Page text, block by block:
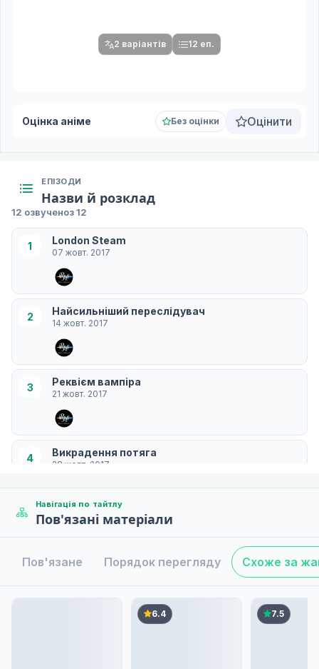
2 варіантів 12 еп.
Оцінка аніме Без оцінки Оцінити
ЕПІЗОДИ
Назви й розклад
12 озвученоз 12
1 London Steam
07 жовт. 2017
2 Найсильніший переслідувач
14 жовт. 2017
3 Реквієм вампіра
21 жовт. 2017
4 Викрадення потяга
28 жовт. 2017
Переговорне рішення
Навігація по тайтлу
Пов'язані матеріали
Пов'язане Порядок перегляду Схоже за
6.4 7.5